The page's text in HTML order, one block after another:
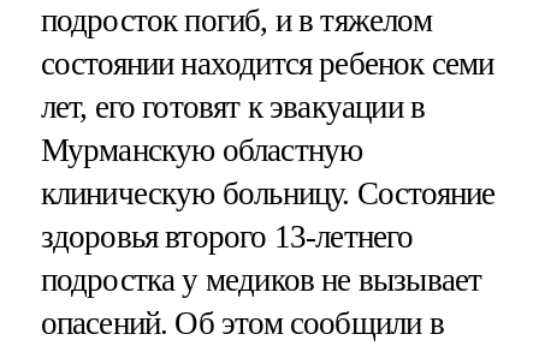
подросток погиб, и в тяжелом
состоянии находится ребенок семи
лет, его готовят к эвакуации в
Мурманскую областную
клиническую больницу. Состояние
здоровья второго 13-летнего
подростка у медиков не вызывает
опасений. Об этом сообщили в